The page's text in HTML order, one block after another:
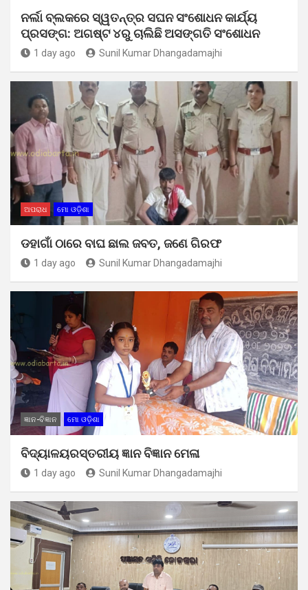
ନର୍ଲା ବ୍ଲକରେ ସ୍ୱତନ୍ତ୍ର ସଘନ ସଂଶୋଧନ କାର୍ଯ୍ୟ
ପ୍ରସଙ୍ଗ: ଅଗଷ୍ଟ ୪ରୁ ଚାଲିଛି ଅସଙ୍ଗତି ସଂଶୋଧନ
1 day ago Sunil Kumar Dhangadamajhi
ଅପରାଧ ମୋ ଓଡ଼ିଶା
ଡହାଗାଁ ଠାରେ ବାଘ ଛାଲ ଜବତ, ଜଣେ ଗିରଫ
1 day ago Sunil Kumar Dhangadamajhi
ଜ୍ଞାନ-ବିଜ୍ଞାନ ମୋ ଓଡ଼ିଶା
ବିଦ୍ୟାଳୟରସ୍ତରୀୟ ଜ୍ଞାନ ବିଜ୍ଞାନ ମେଳା
1 day ago Sunil Kumar Dhangadamajhi